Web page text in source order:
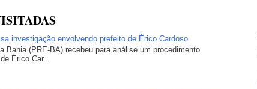
investigação envolvendo prefeito de Érico Cardoso
Bahia (PRE-BA) recebeu para análise um procedimento
Érico Car...